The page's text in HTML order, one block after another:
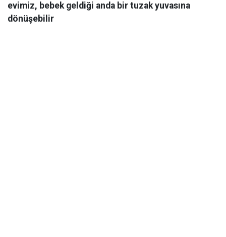
evimiz, bebek geldiği anda bir tuzak yuvasına
dönüşebilir